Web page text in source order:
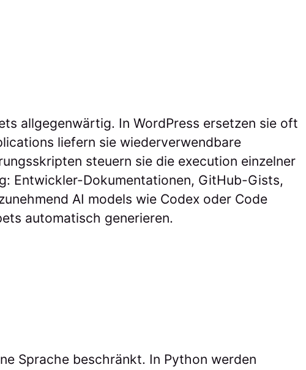
allgegenwärtig. In WordPress ersetzen sie oft
liefern sie wiederverwendbare
steuern sie die execution einzelner
Entwickler-Dokumentationen, GitHub-Gists,
AI models wie Codex oder Code
automatisch generieren.
Sprache beschränkt. In Python werden